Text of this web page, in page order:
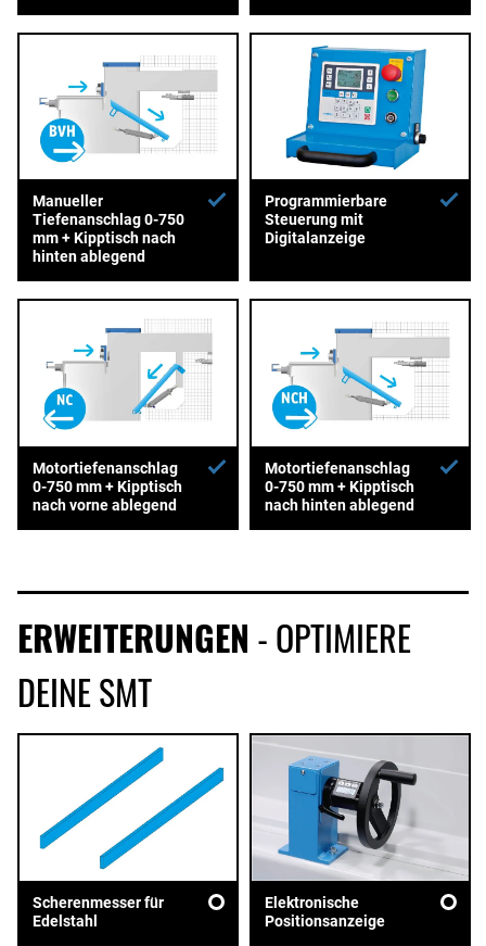
Manueller
Tiefenanschlag 0-750
mm + Kipptisch nach
hinten ablegend
Programmierbare
Steuerung mit
Digitalanzeige
Motortiefenanschlag
0-750 mm + Kipptisch
nach vorne ablegend
Motortiefenanschlag
0-750 mm + Kipptisch
nach hinten ablegend
ERWEITERUNGEN - OPTIMIERE
DEINE SMT
Scherenmesser für
Edelstahl
Elektronische
Positionsanzeige